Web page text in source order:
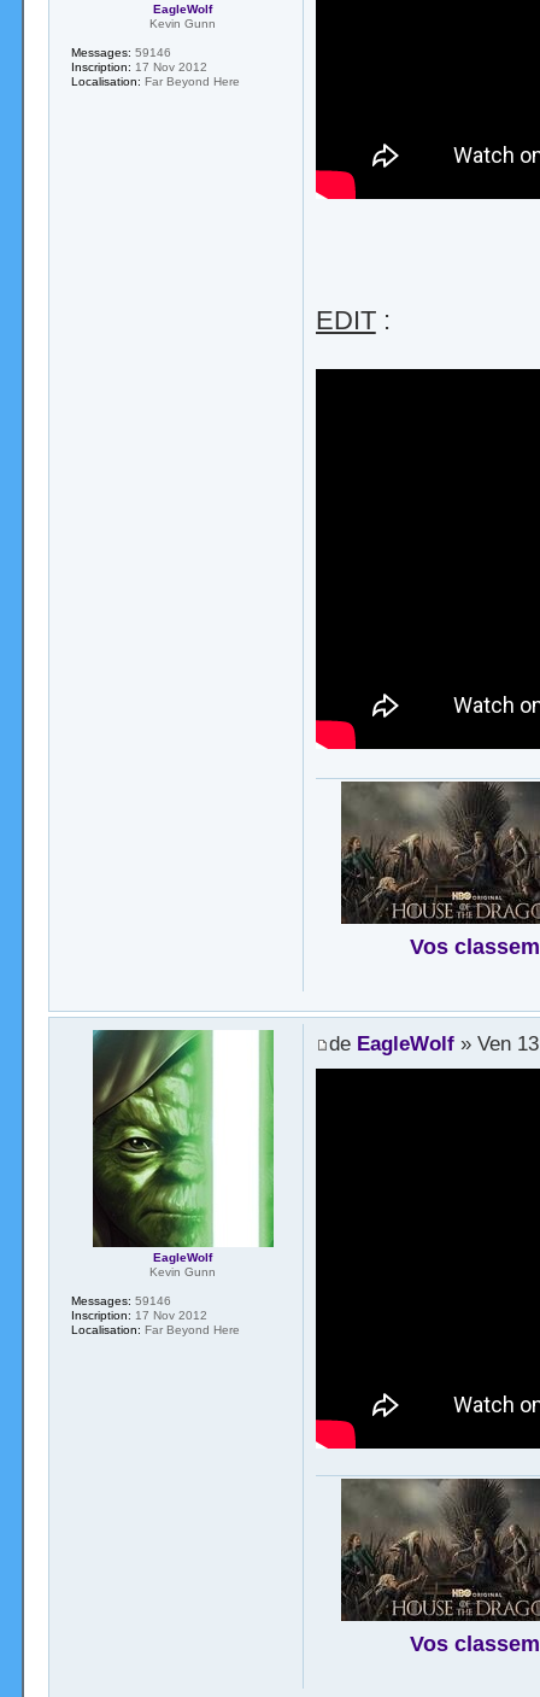
EDIT:
Vos
EagleWolf
Kevin Gunn
Messages: 59146
Inscription: 17 Nov 2012
Localisation: Far Beyond Here
de EagleWolf» Ven
Vos
EagleWolf
Kevin Gunn
Messages: 59146
Inscription: 17 Nov 2012
Localisation: Far Beyond Here